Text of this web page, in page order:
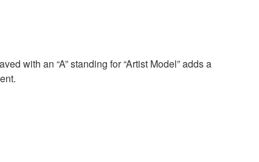
with an “A” standing for “Artist Model” adds a